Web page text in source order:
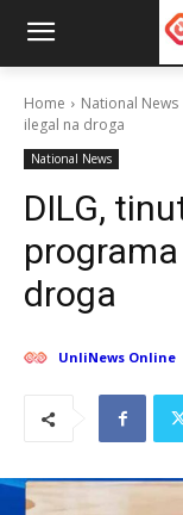
Home National News
ilegal na droga
National News
DILG,
droga
UnliNews Online